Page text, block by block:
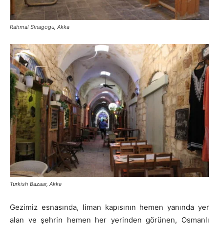
Rahmal Sinagogu, Akka
Turkish Bazaar, Akka
Gezimiz esnasında, liman kapısının hemen yanında yer
alan ve şehrin hemen her yerinden görünen, Osmanlı